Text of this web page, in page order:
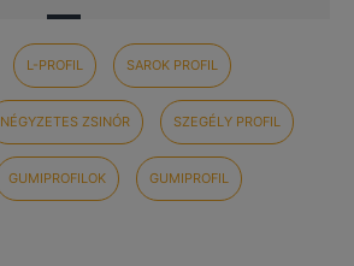
L-PROFIL SAROK PROFIL
NÉGYZETES ZSINÓR SZEGÉLY PROFIL
GUMIPROFILOK GUMIPROFIL